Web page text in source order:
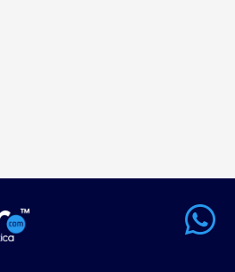
W
h